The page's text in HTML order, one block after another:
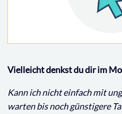
Vielleicht denkst du dir im
Kann ich nicht einfach mit
warten bis noch günstigere